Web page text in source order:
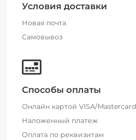
Условия доставки
Новая почта
Самовывоз
Способы оплаты
Онлайн картой VISA/Mastercard
Наложенный платеж
Оплата по реквизитам